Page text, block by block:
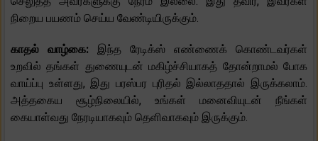
நிறைய பயணம் செய்ய வேண்டியிருக்கும்.
காதல் வாழ்கை: இந்த ரேடிக்ஸ் எண்ணைக் கொண்டவர்கள்
உறவில் தங்கள் துணையுடன் மகிழ்ச்சியாகத் தோன்றாமல் போக
வாய்ப்பு உள்ளது, இது பரஸ்பர புரிதல் இல்லாததால் இருக்கலாம்.
அத்தகைய சூழ்நிலையில், உங்கள் மனைவியுடன் நீங்கள்
கையாள்வது நேரடியாகவும் தெளிவாகவும் இருக்கும்.